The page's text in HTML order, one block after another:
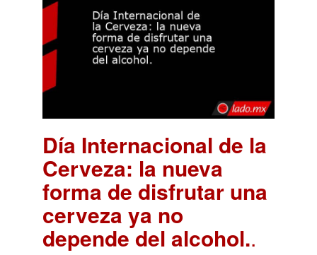
Día Internacional de la
Cerveza: la nueva
forma de disfrutar una
cerveza ya no
depende del alcohol..